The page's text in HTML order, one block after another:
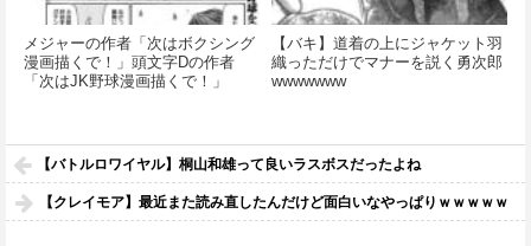
メジャーの作者「次はボクシング
漫画描くで！」頭文字Dの作者
「次はJK野球漫画描くで！」
【バキ】道着の上にジャケット羽
織っただけでマナーを説く勇次郎
wwwwwww
【バトルロワイヤル】桐山和雄って良いラスボスだったよね
【クレイモア】最近また読み直したんだけど面白いなやっぱりｗｗｗｗｗ